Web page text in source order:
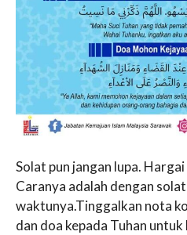
Solat pun jangan lupa.
Caranya adalah dengan
waktunya.Tinggalkan nota
dan doa kepada Tuhan